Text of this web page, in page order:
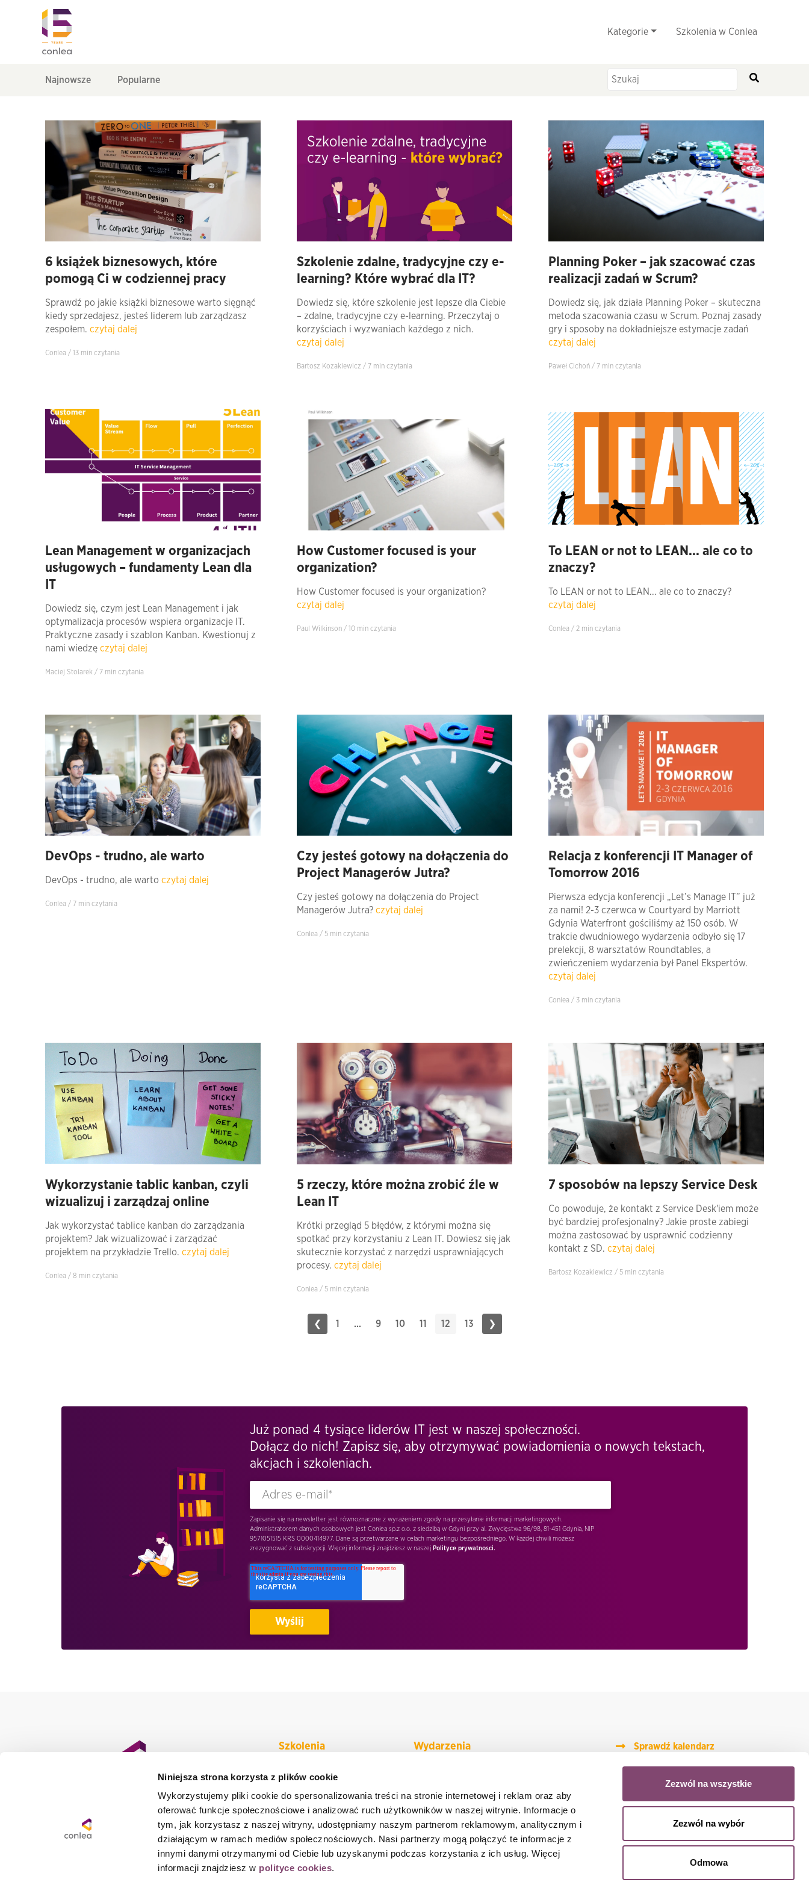
Niniejsza strona korzysta z plików cookie
Wykorzystujemy pliki cookie do spersonalizowania treści na stronie internetowej i reklam oraz aby
oferować funkcje społecznościowe i analizować ruch użytkowników w naszej witrynie. Informacje o
tym, jak korzystasz z naszej witryny, udostępniamy naszym partnerom reklamowym, analitycznym i
działającym w ramach mediów społecznościowych. Nasi partnerzy mogą połączyć te informacje z
innymi danymi otrzymanymi od Ciebie lub uzyskanymi podczas korzystania z ich usług. Więcej
informacji znajdziesz w polityce cookies.
Zezwól na wszystkie
Zezwól na wybór
Odmowa
Kategorie Szkolenia w Conlea
Najnowsze Popularne
6 książek biznesowych, które
pomogą Ci w codziennej pracy
Sprawdź po jakie książki biznesowe warto sięgnąć
kiedy sprzedajesz, jesteś liderem lub zarządzasz
zespołem. czytaj dalej
Conlea / 13 min czytania
Szkolenie zdalne, tradycyjne czy e-
learning? Które wybrać dla IT?
Dowiedz się, które szkolenie jest lepsze dla Ciebie
– zdalne, tradycyjne czy e-learning. Przeczytaj o
korzyściach i wyzwaniach każdego z nich.
czytaj dalej
Bartosz Kozakiewicz / 7 min czytania
Planning Poker – jak szacować czas
realizacji zadań w Scrum?
Dowiedz się, jak działa Planning Poker – skuteczna
metoda szacowania czasu w Scrum. Poznaj zasady
gry i sposoby na dokładniejsze estymacje zadań
czytaj dalej
Paweł Cichoń / 7 min czytania
Lean Management w organizacjach
usługowych – fundamenty Lean dla
IT
Dowiedz się, czym jest Lean Management i jak
optymalizacja procesów wspiera organizacje IT.
Praktyczne zasady i szablon Kanban. Kwestionuj z
nami wiedzę czytaj dalej
Maciej Stolarek / 7 min czytania
How Customer focused is your
organization?
How Customer focused is your organization?
czytaj dalej
Paul Wilkinson / 10 min czytania
To LEAN or not to LEAN... ale co to
znaczy?
To LEAN or not to LEAN... ale co to znaczy?
czytaj dalej
Conlea / 2 min czytania
DevOps - trudno, ale warto
DevOps - trudno, ale warto czytaj dalej
Conlea / 7 min czytania
Czy jesteś gotowy na dołączenia do
Project Managerów Jutra?
Czy jesteś gotowy na dołączenia do Project
Managerów Jutra? czytaj dalej
Conlea / 5 min czytania
Relacja z konferencji IT Manager of
Tomorrow 2016
Pierwsza edycja konferencji „Let’s Manage IT” już
za nami! 2-3 czerwca w Courtyard by Marriott
Gdynia Waterfront gościliśmy aż 150 osób. W
trakcie dwudniowego wydarzenia odbyło się 17
prelekcji, 8 warsztatów Roundtables, a
zwieńczeniem wydarzenia był Panel Ekspertów.
czytaj dalej
Conlea / 3 min czytania
Wykorzystanie tablic kanban, czyli
wizualizuj i zarządzaj online
Jak wykorzystać tablice kanban do zarządzania
projektem? Jak wizualizować i zarządzać
projektem na przykładzie Trello. czytaj dalej
Conlea / 8 min czytania
5 rzeczy, które można zrobić źle w
Lean IT
Krótki przegląd 5 błędów, z którymi można się
spotkać przy korzystaniu z Lean IT. Dowiesz się jak
skutecznie korzystać z narzędzi usprawniających
procesy. czytaj dalej
Conlea / 5 min czytania
7 sposobów na lepszy Service Desk
Co powoduje, że kontakt z Service Desk'iem może
być bardziej profesjonalny? Jakie proste zabiegi
można zastosować by usprawnić codzienny
kontakt z SD. czytaj dalej
Bartosz Kozakiewicz / 5 min czytania
❮ 1 ... 9 10 11 12 13 ❯
Już ponad 4 tysiące liderów IT jest w naszej społeczności.
Dołącz do nich! Zapisz się, aby otrzymywać powiadomienia o nowych tekstach,
akcjach i szkoleniach.
Zapisanie się na newsletter jest równoznaczne z wyrażeniem zgody na przesyłanie informacji marketingowych.
Administratorem danych osobowych jest Conlea sp.z o.o. z siedzibą w Gdyni przy al. Zwycięstwa 96/98, 81-451 Gdynia, NIP
9571051515 KRS 0000414977. Dane są przetwarzane w celach marketingu bezpośredniego. W każdej chwili możesz
zrezygnować z subskrypcji. Więcej informacji znajdziesz w naszej Polityce prywatnosci.
W Conlea oferujemy managerom i
managerkom IT, wachlarz możliwości rozwoju.
Od meet-upów i programów rozwojowych po
konferencje i certyfikowane szkolenia.
Szkolenia
ITIL 4
DevOps
Kepner Tregoe
Agile
SAFe
Wydarzenia
IT Manager of Tomorrow
ACCELER8IT
Skill Day Webinar
Sprawdź kalendarz
Zapisz się na Meetups